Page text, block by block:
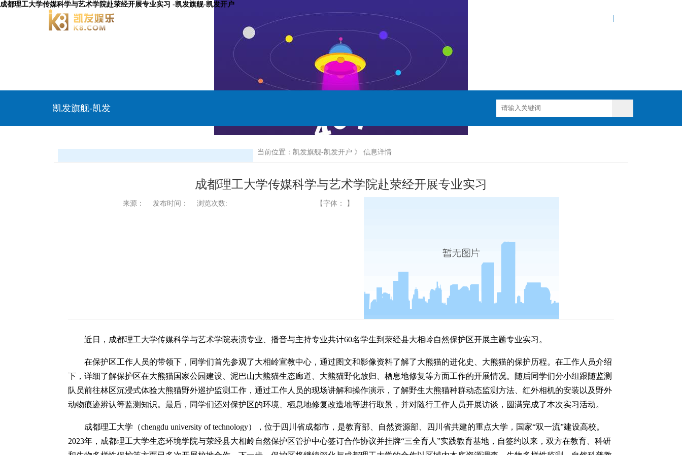
成都理工大学传媒科学与艺术学院赴荥经开展专业实习 -凯发旗舰-凯发开户
凯发旗舰-凯发
当前位置： 凯发旗舰-凯发开户 》 信息详情
成都理工大学传媒科学与艺术学院赴荥经开展专业实习
来源： 发布时间： 浏览次数: 【字体： 】
近日，成都理工大学传媒科学与艺术学院表演专业、播音与主持专业共计60名学生到荥经县大相岭自然保护区开展主题专业实习。
在保护区工作人员的带领下，同学们首先参观了大相岭宣教中心，通过图文和影像资料了解了大熊猫的进化史、大熊猫的保护历程。在工作人员介绍
下，详细了解保护区在大熊猫国家公园建设、泥巴山大熊猫生态廊道、大熊猫野化放归、栖息地修复等方面工作的开展情况。随后同学们分小组跟随监测
队员前往林区沉浸式体验大熊猫野外巡护监测工作，通过工作人员的现场讲解和操作演示，了解野生大熊猫种群动态监测方法、红外相机的安装以及野外
动物痕迹辨认等监测知识。最后，同学们还对保护区的环境、栖息地修复改造地等进行取景，并对随行工作人员开展访谈，圆满完成了本次实习活动。
成都理工大学（chengdu university of technology），位于四川省成都市，是教育部、自然资源部、四川省共建的重点大学，国家“双一流”建设高校。
2023年，成都理工大学生态环境学院与荥经县大相岭自然保护区管护中心签订合作协议并挂牌“三全育人”实践教育基地，自签约以来，双方在教育、科研